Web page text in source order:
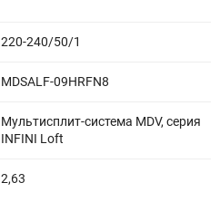
220-240/50/1
MDSALF-09HRFN8
Мультисплит-система MDV, серия
INFINI Loft
2,63